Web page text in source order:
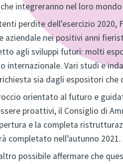
integreranno nel loro
perdite dell'esercizio 2020,
aziendale nei positivi anni
agli sviluppi futuri: molti
internazionale. Vari studi e
sia dagli espositori che
orientato al futuro e
proattivi, il Consiglio di
e la completa
completato nell’autunno 2021.
possibile affermare che